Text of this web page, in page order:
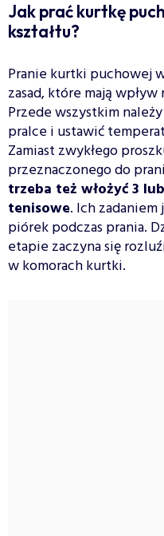
Jak prać kurtkę
kształtu?
Pranie kurtki puchowej
zasad, które mają
Przede wszystkim
pralce i ustawić
Zamiast zwykłego
przeznaczonego do
trzeba też włożyć 3
tenisowe. Ich
piórek podczas prania.
etapie zaczyna się
w komorach kurtki.